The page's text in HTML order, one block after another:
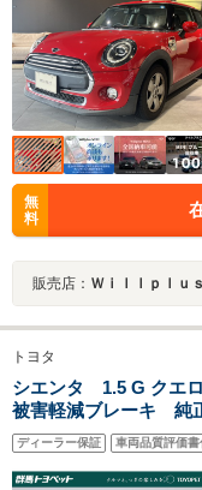
無
料
販売店： Ｗｉｌｌｐｌ
トヨタ
シエンタ 1.5 G クエ
被害軽減ブレーキ 純
カメラ スマートキ
ア 車線逸脱警報 ク
イト 横滑防止装置 ワ
ディーラー保証 車両品質評価書